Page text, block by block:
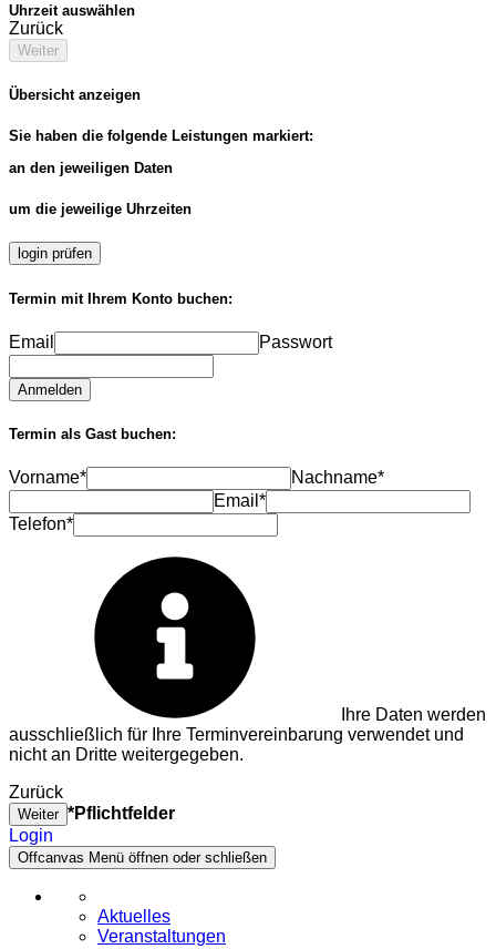
Uhrzeit auswählen
Zurück
Weiter
Übersicht anzeigen
Sie haben die folgende Leistungen markiert:
an den jeweiligen Daten
um die jeweilige Uhrzeiten
login prüfen
Termin mit Ihrem Konto buchen:
Email Passwort
Anmelden
Termin als Gast buchen:
Vorname*
Nachname*
Email*
Telefon*
Ihre Daten werden
ausschließlich für Ihre Terminvereinbarung verwendet und
nicht an Dritte weitergegeben.
Zurück
Weiter *Pflichtfelder
Login
Offcanvas Menü öffnen oder schließen
Aktuelles
Veranstaltungen